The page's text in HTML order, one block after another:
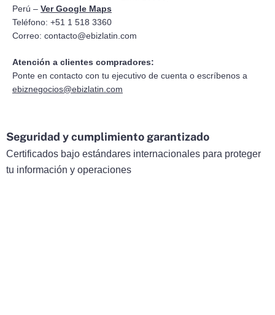
Perú – Ver Google Maps
Teléfono: +51 1 518 3360
Correo: contacto@ebizlatin.com
Atención a clientes compradores:
Ponte en contacto con tu ejecutivo de cuenta o escríbenos a
ebiznegocios@ebizlatin.com
Seguridad y cumplimiento garantizado
Certificados bajo estándares internacionales para proteger
tu información y operaciones